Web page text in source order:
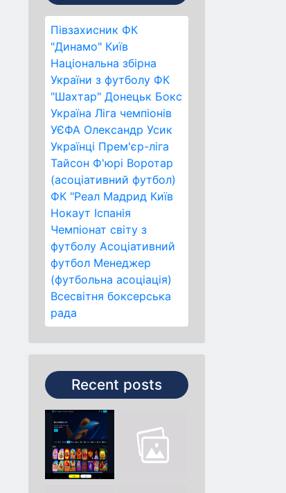
Півзахисник ФК
"Динамо" Київ
Національна збірна
України з футболу ФК
"Шахтар" Донецьк Бокс
Україна Ліга чемпіонів
УЄФА Олександр Усик
Українці Прем'єр-ліга
Тайсон Ф'юрі Воротар
(асоціативний футбол)
ФК "Реал Мадрид Київ
Нокаут Іспанія
Чемпіонат світу з
футболу Асоціативний
футбол Менеджер
(футбольна асоціація)
Всесвітня боксерська
рада
Recent posts